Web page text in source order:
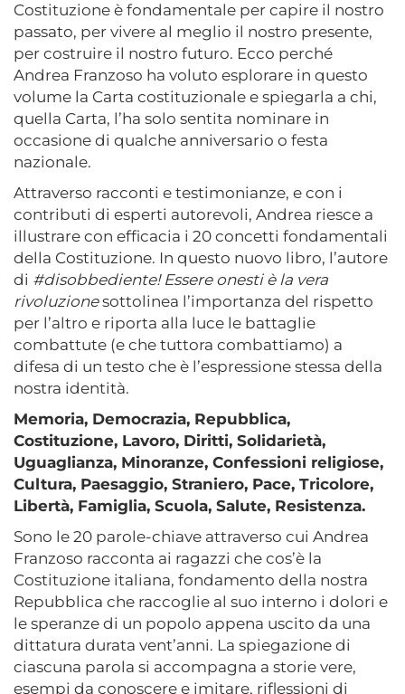
Costituzione è fondamentale per capire il nostro
passato, per vivere al meglio il nostro presente,
per costruire il nostro futuro. Ecco perché
Andrea Franzoso ha voluto esplorare in questo
volume la Carta costituzionale e spiegarla a chi,
quella Carta, l’ha solo sentita nominare in
occasione di qualche anniversario o festa
nazionale.
Attraverso racconti e testimonianze, e con i
contributi di esperti autorevoli, Andrea riesce a
illustrare con efficacia i 20 concetti fondamentali
della Costituzione. In questo nuovo libro, l’autore
di #disobbediente! Essere onesti è la vera
rivoluzionesottolinea l’importanza del rispetto
per l’altro e riporta alla luce le battaglie
combattute (e che tuttora combattiamo) a
difesa di un testo che è l’espressione stessa della
nostra identità.
Memoria, Democrazia, Repubblica,
Costituzione, Lavoro, Diritti, Solidarietà,
Uguaglianza, Minoranze, Confessioni religiose,
Cultura, Paesaggio, Straniero, Pace, Tricolore,
Libertà, Famiglia, Scuola, Salute, Resistenza.
Sono le 20 parole-chiave attraverso cui Andrea
Franzoso racconta ai ragazzi che cos’è la
Costituzione italiana, fondamento della nostra
Repubblica che raccoglie al suo interno i dolori e
le speranze di un popolo appena uscito da una
dittatura durata vent’anni. La spiegazione di
ciascuna parola si accompagna a storie vere,
esempi da conoscere e imitare, riflessioni di